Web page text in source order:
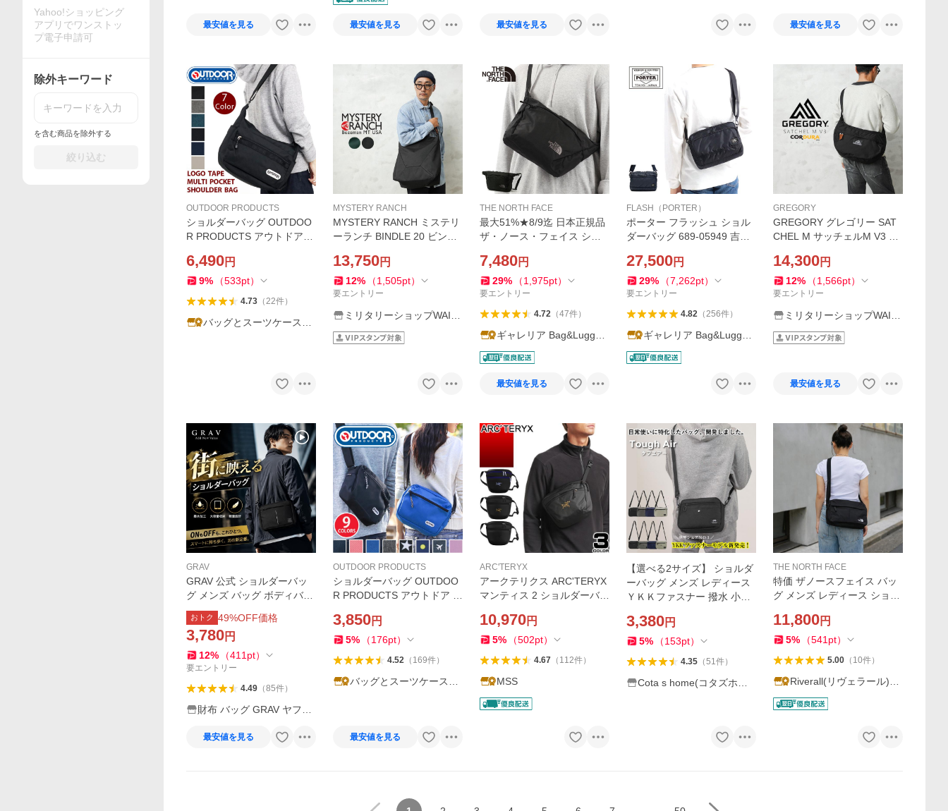
最安値を見る 最安値を見る 最安値を見る 最安値を見る
OUTDOOR PRODUCTS
ショルダーバッグ OUTDOO
R PRODUCTS アウトドアプ
メンズ レディース 通勤 通学
A4 マルチポケット ロゴテー
6,490円
9% （533pt）
4.73（22件）
バッグとスーツケースの
MYSTERY RANCH
MYSTERY RANCH ミステリ
ーランチ BINDLE 20 ビンド
トドア ブランド 通勤 通学
【Sx】【T】
13,750円
12% （1,505pt）
要エントリー
ミリタリーショップWAIP
ER
THE NORTH FACE
最大51%★8/9迄 日本正規品
ザ・ノース・フェイス ショ
ース 小さい ブランド 斜め掛
け 軽量 THE NORTH FACE
A5 カペラ 5 NM72353
7,480円
29% （1,975pt）
要エントリー
4.72（47件）
ギャレリア Bag&Luggag
e ANNEX
最安値を見る
FLASH（PORTER）
ポーター フラッシュ ショル
ダーバッグ 689-05949 吉田
ンズ レディース ショルダー
バッグ ブランド 50代 軽い
撥水
27,500円
29% （7,262pt）
要エントリー
4.82（256件）
ギャレリア Bag&Luggag
e
GREGORY
GREGORY グレゴリー SAT
CHEL M サッチェルM V3 シ
ブランド【T】
14,300円
12% （1,566pt）
要エントリー
ミリタリーショップWAIP
ER
最安値を見る
GRAV
GRAV 公式 ショルダーバッ
グ メンズ バッグ ボディバッ
グ 大きめ Begin雑誌掲載 大
容量 軽量 撥水 耐久性 頑丈
斜めがけ カジュア
おトク 49%OFF価格
3,780円
12% （411 pt）
要エントリー
4.49（85件）
財布 バッグ GRAV ヤフー
最安値を見る
OUTDOOR PRODUCTS
ショルダーバッグ OUTDOO
R PRODUCTS アウトドア プ
ルダー バッグ メンズ レディ
ース 男性 女性 キッズ 子供
3,850円
5% （176pt）
4.52（ 169件）
バッグとスーツケースの
最安値を見る
ARC'TERYX
アークテリクス ARC'TERYX
マンティス 2 ショルダーバッ
メンズ レディース 斜めがけ
ブランド 軽い 軽量 プレゼン
10,970円
5% （502pt）
4.67（ 112件）
MSS
【選べる2サイズ】 ショルダ
ーバッグ メンズ レディース
ＹＫＫファスナー 撥水 小さ
バッグ ショルダー 男女兼用
3,380円
5% （153pt）
4.35（51件）
Cota s home(コタズホー
THE NORTH FACE
特価 ザノースフェイス バッ
グ メンズ レディース ショル
ク TRAVEL CROSS BAG M
NN2PR87A BLK THE NORT
11,800円
5% （541 pt）
5.00（ 10件）
Riverall(リヴェラール)Ya
hoo!店
Yahoo!ショッピング
アプリでワンストッ
プ電子申請可
除外キーワード
を含む商品を除外する
絞り込む